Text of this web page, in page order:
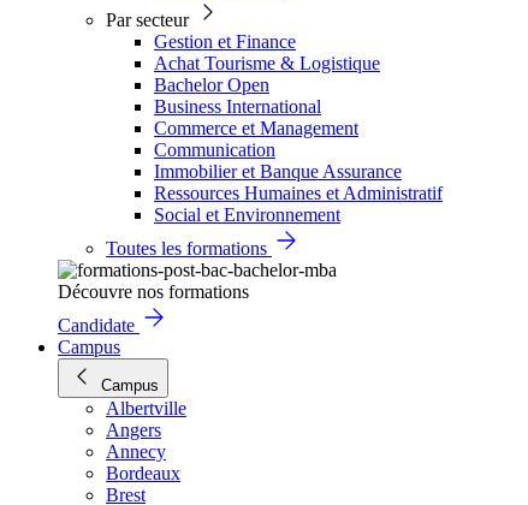
Par secteur
Gestion et Finance
Achat Tourisme & Logistique
Bachelor Open
Business International
Commerce et Management
Communication
Immobilier et Banque Assurance
Ressources Humaines et Administratif
Social et Environnement
Toutes les formations
Découvre nos formations
Candidate
Campus
Campus
Albertville
Angers
Annecy
Bordeaux
Brest